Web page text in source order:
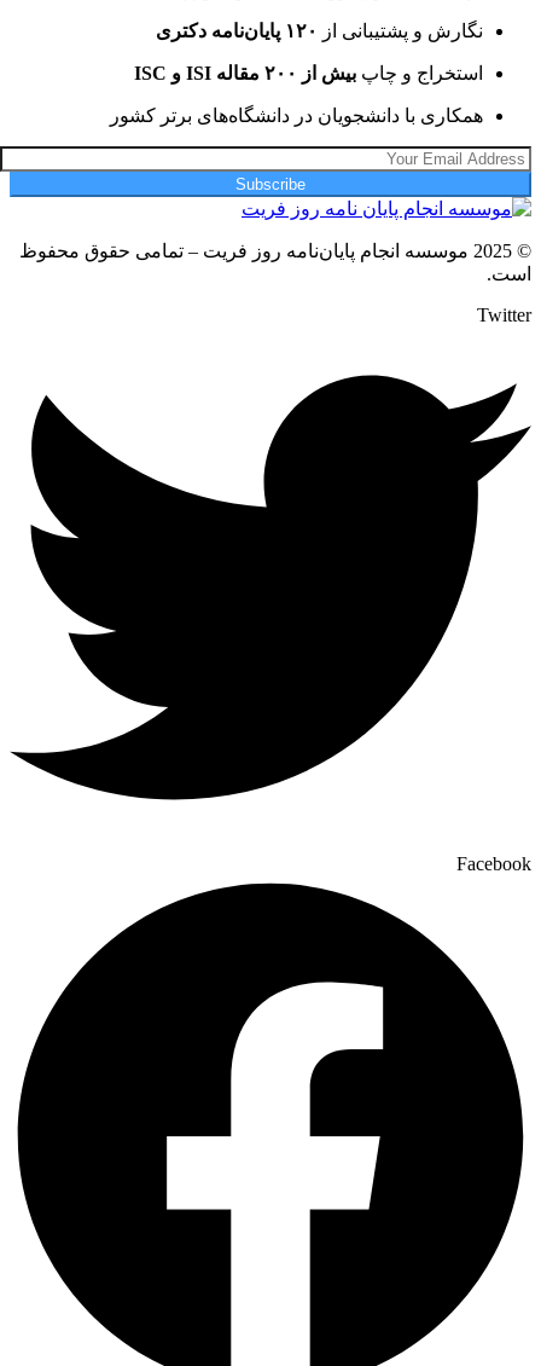
نگارش و پشتیبانی از ۱۲۰ پایان‌نامه دکتری
استخراج و چاپ بیش از ۲۰۰ مقاله ISI و ISC
همکاری با دانشجویان در دانشگاه‌های برتر کشور
Subscribe
© 2025 موسسه انجام پایان‌نامه روز فریت – تمامی حقوق محفوظ
است.
Twitter
Facebook